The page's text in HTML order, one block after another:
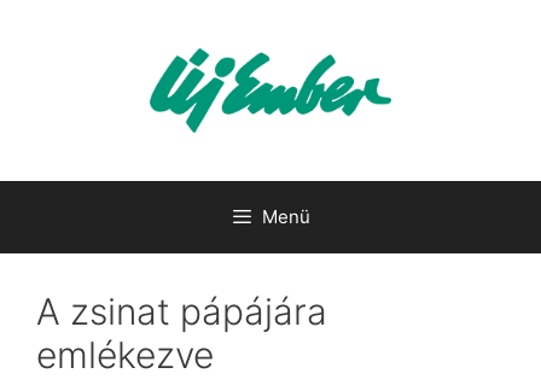
Menü
A zsinat pápájára
emlékezve